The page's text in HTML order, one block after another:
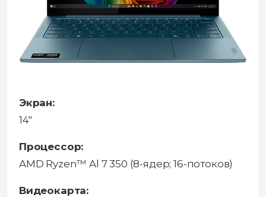
Экран:
14"
Процессор:
AMD Ryzen™ Al 7 350 (8-ядер; 16-потоков)
Видеокарта: